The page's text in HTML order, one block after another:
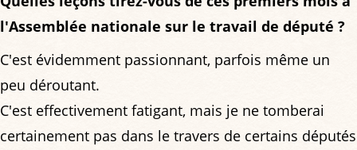
l'Assemblée nationale sur le travail de député ?
C'est évidemment passionnant, parfois même un
peu déroutant.
C'est effectivement fatigant, mais je ne tomberai
certainement pas dans le travers de certains députés